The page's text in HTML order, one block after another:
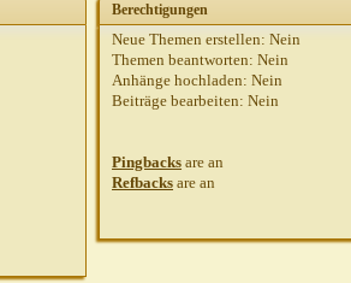
Berechtigungen
Neue Themen erstellen:Nein
Themen beantworten:Nein
Anhänge hochladen:Nein
Beiträge bearbeiten:Nein
Pingbacks arean
Refbacks arean